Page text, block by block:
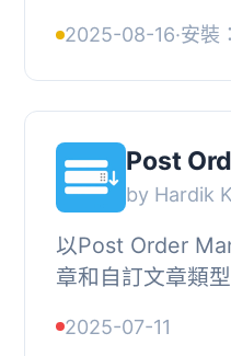
2025-08-16·安裝
Post
by Hardik
以Post Order
章和自訂文章類
時...
2025-07-11